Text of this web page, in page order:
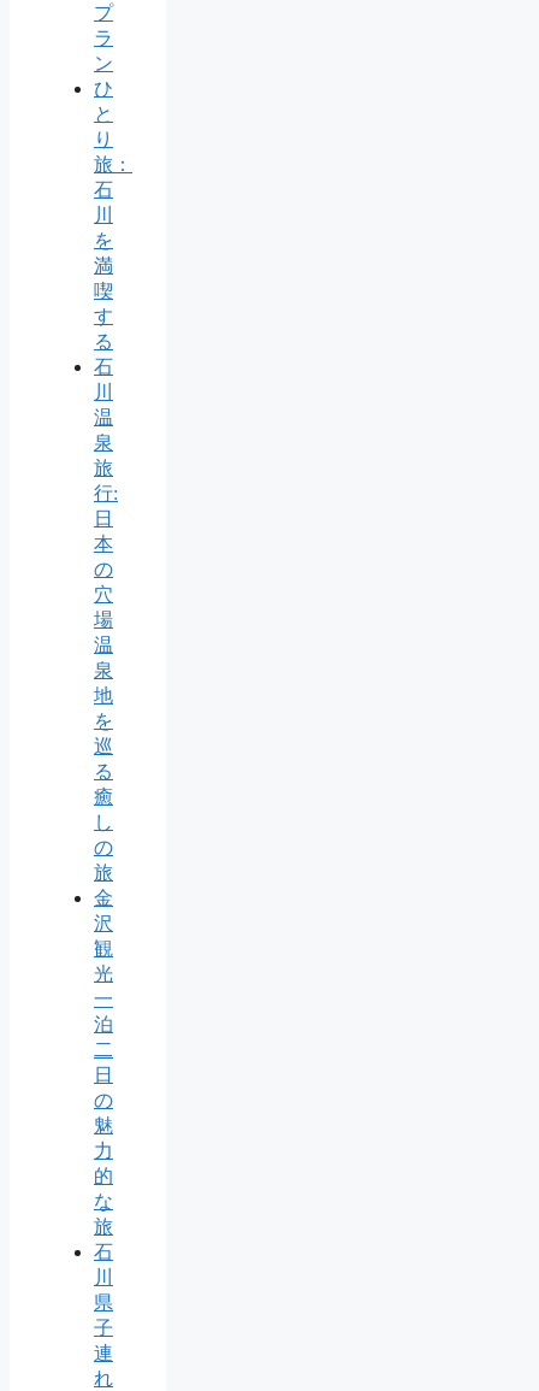
プ
ラ
ン
ひ
と
り
旅：
石
川
を
満
喫
す
る
石
川
温
泉
旅
行:
日
本
の
穴
場
温
泉
地
を
巡
る
癒
し
の
旅
金
沢
観
光
一
泊
二
日
の
魅
力
的
な
旅
石
川
県
子
連
れ